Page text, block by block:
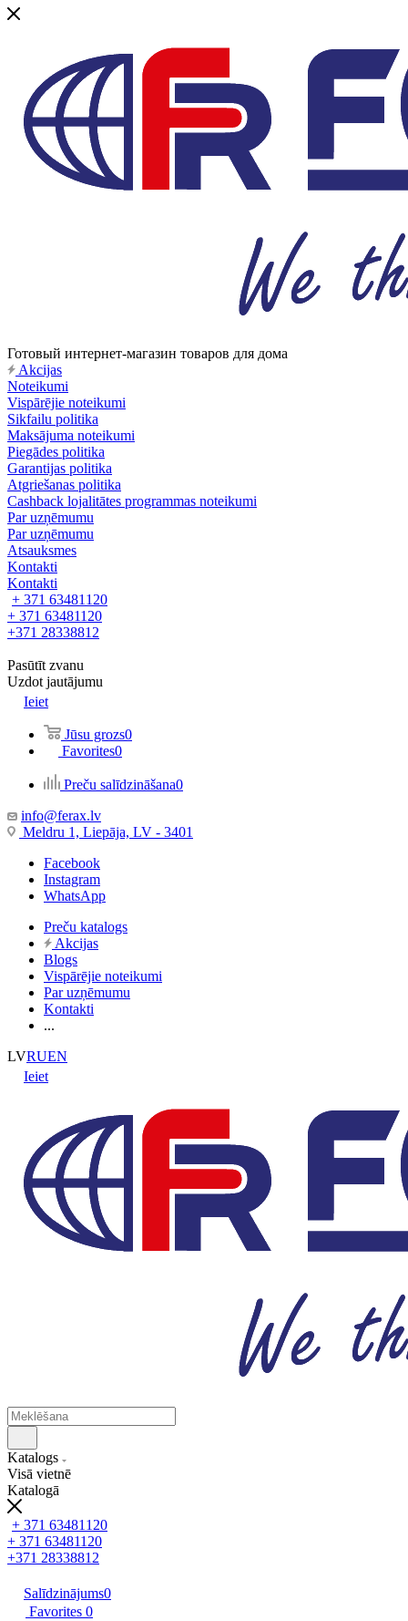
Готовый интернет-магазин товаров для дома
Akcijas
Noteikumi
Vispārējie noteikumi
Sikfailu politika
Maksājuma noteikumi
Piegādes politika
Garantijas politika
Atgriešanas politika
Cashback lojalitātes programmas noteikumi
Par uzņēmumu
Par uzņēmumu
Atsauksmes
Kontakti
Kontakti
+ 371 63481120
+ 371 63481120
+371 28338812
Pasūtīt zvanu
Uzdot jautājumu
Ieiet
Jūsu grozs0
Favorites0
Preču salīdzināšana0
info@ferax.lv
Meldru 1, Liepāja, LV - 3401
Facebook
Instagram
WhatsApp
Preču katalogs
Akcijas
Blogs
Vispārējie noteikumi
Par uzņēmumu
Kontakti
...
LVRUEN
Ieiet
Katalogs
Visā vietnē
Katalogā
+ 371 63481120
+ 371 63481120
+371 28338812
Salīdzinājums0
Favorites 0